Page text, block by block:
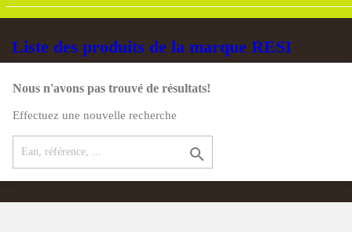
Liste des produits de la marque RESI
Nous n'avons pas trouvé de résultats!
Effectuez une nouvelle recherche
